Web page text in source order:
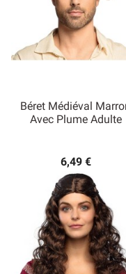
Béret Médiéval
Avec Plume Adulte
6,49 €